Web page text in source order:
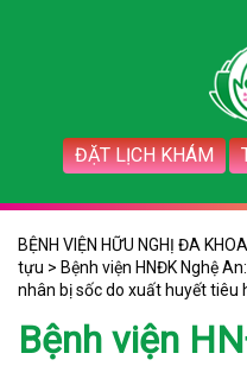
ĐẶT LỊCH KHÁM
BỆNH VIỆN HỮU NGHỊ ĐA
tựu > Bệnh viện HNĐK Nghệ
nhân bị sốc do xuất huyết tiêu
Bệnh viện